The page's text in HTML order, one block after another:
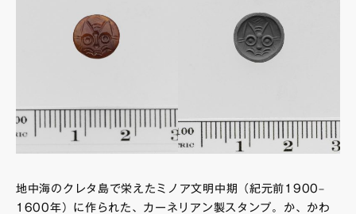
地中海のクレタ島で栄えたミノア文明中期（紀元前1900–
1600年）に作られた、カーネリアン製スタンプ。か、かわ